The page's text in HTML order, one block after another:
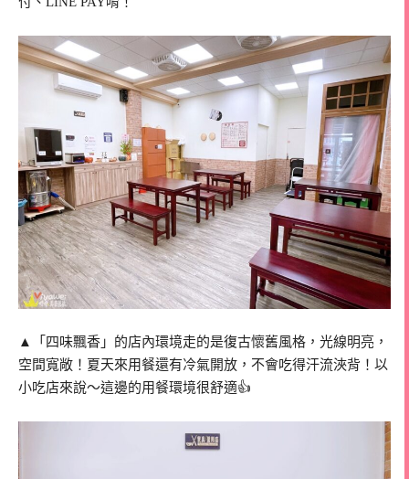
▲「四味飄香」的店內環境走的是復古懷舊風格，光線明亮，
空間寬敞！夏天來用餐還有冷氣開放，不會吃得汗流浹背！以
小吃店來說～這邊的用餐環境很舒適👍